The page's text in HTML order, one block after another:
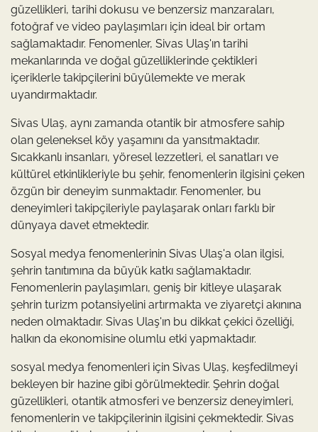
güzellikleri, tarihi dokusu ve benzersiz manzaraları,
fotoğraf ve video paylaşımları için ideal bir ortam
sağlamaktadır. Fenomenler, Sivas Ulaş'ın tarihi
mekanlarında ve doğal güzelliklerinde çektikleri
içeriklerle takipçilerini büyülemekte ve merak
uyandırmaktadır.
Sivas Ulaş, aynı zamanda otantik bir atmosfere sahip
olan geleneksel köy yaşamını da yansıtmaktadır.
Sıcakkanlı insanları, yöresel lezzetleri, el sanatları ve
kültürel etkinlikleriyle bu şehir, fenomenlerin ilgisini çeken
özgün bir deneyim sunmaktadır. Fenomenler, bu
deneyimleri takipçileriyle paylaşarak onları farklı bir
dünyaya davet etmektedir.
Sosyal medya fenomenlerinin Sivas Ulaş'a olan ilgisi,
şehrin tanıtımına da büyük katkı sağlamaktadır.
Fenomenlerin paylaşımları, geniş bir kitleye ulaşarak
şehrin turizm potansiyelini artırmakta ve ziyaretçi akınına
neden olmaktadır. Sivas Ulaş'ın bu dikkat çekici özelliği,
halkın da ekonomisine olumlu etki yapmaktadır.
sosyal medya fenomenleri için Sivas Ulaş, keşfedilmeyi
bekleyen bir hazine gibi görülmektedir. Şehrin doğal
güzellikleri, otantik atmosferi ve benzersiz deneyimleri,
fenomenlerin ve takipçilerinin ilgisini çekmektedir. Sivas